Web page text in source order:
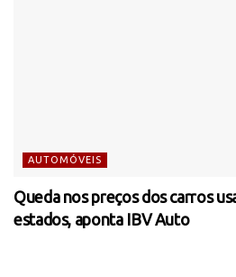
AUTOMÓVEIS
Queda nos preços dos carros
estados, aponta IBV Auto